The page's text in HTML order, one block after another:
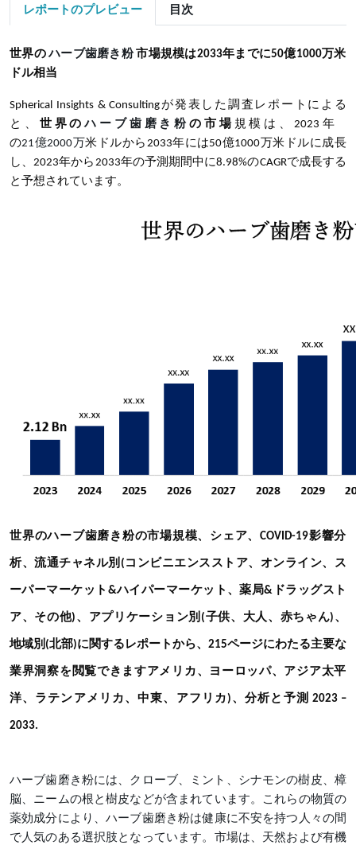
レポートのプレビュー 目次
世界のハーブ歯磨き粉 市場規模は2033年までに50億1000万米
ドル相当
Spherical Insights & Consultingが発表した調査レポートによる
と、 世界のハーブ歯磨き粉の市場 規模は、 2023 年
の21億2000万米ドルから 2033年には50億1000万米ドルに成長
し、2023年から 2033年の予測期間中に8.98%のCAGRで成長する
と予想されています。
世界のハーブ歯磨き粉の市場規模、シェア、 COVID-19影響分
析、流通チャネル別 ( コンビニエンスストア、オンライン、ス
ーパーマーケット &ハイパーマーケット、薬局& ドラッグスト
ア、その他) 、アプリケーション別 (子供、大人、赤ちゃん) 、
地域別 (北部)に関するレポートから、215ページにわたる主要な
業界洞察を閲覧できますアメリカ、ヨーロッパ、アジア太平
洋、ラテンアメリカ、中東、アフリカ )、分析と予測 2023 –
2033.
ハーブ歯磨き粉には、クローブ、ミント、シナモンの樹皮、樟
脳、ニームの根と樹皮などが含まれています。これらの物質の
薬効成分により、ハーブ歯磨き粉は健康に不安を持つ人々の間
で人気のある選択肢となっています。市場は、天然および有機